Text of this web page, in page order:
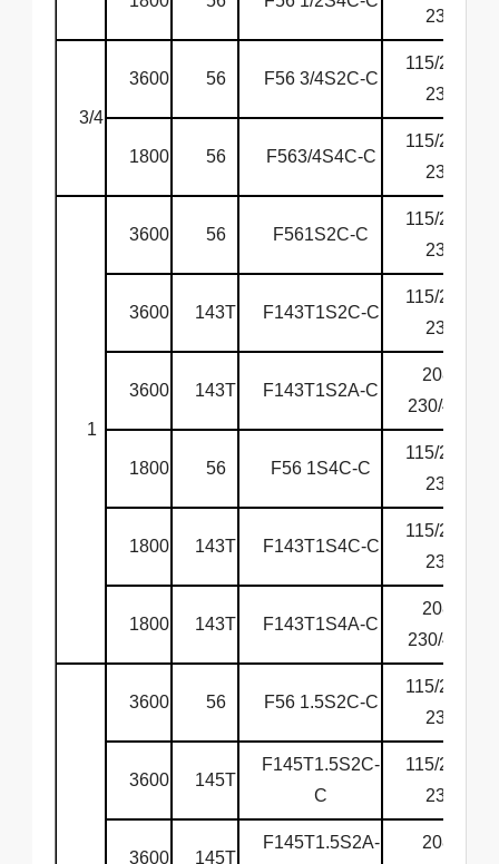
230
3/4
3600 56 F56 3/4S2C-C
115/208-
230
1800 56 F563/4S4C-C
115/208-
230
1
3600 56 F561S2C-C
115/208-
230
3600 143T F143T1S2C-C
115/208-
230
3600 143T F143T1S2A-C
208-
230/460
1800 56 F56 1S4C-C
115/208-
230
1800 143T F143T1S4C-C
115/208-
230
1800 143T F143T1S4A-C
208-
230/460
3600 56 F56 1.5S2C-C
115/208-
230
3600 145T
F145T1.5S2C-
C
115/208-
230
3600 145T
F145T1.5S2A-
208-